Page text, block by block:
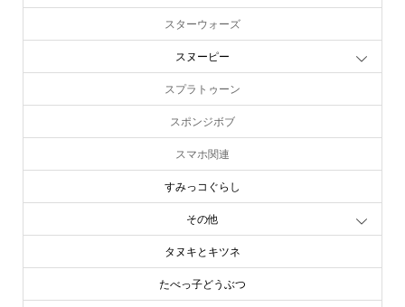
スターウォーズ
スヌーピー
スプラトゥーン
スポンジボブ
スマホ関連
すみっコぐらし
その他
タヌキとキツネ
たべっ子どうぶつ